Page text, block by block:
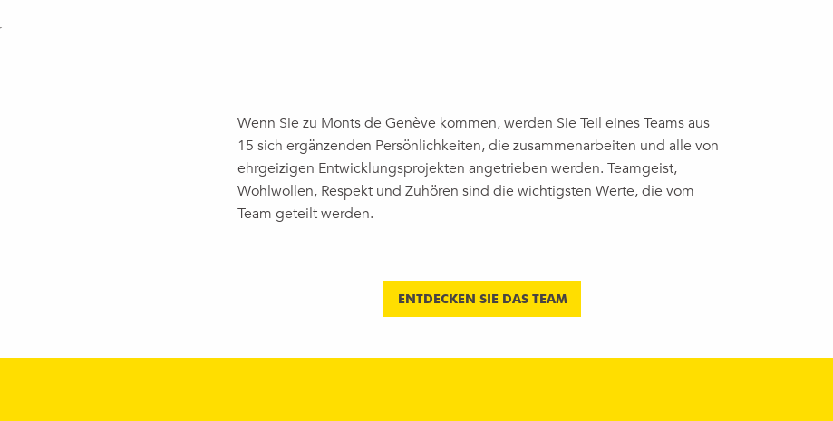
Wenn Sie zu Monts de Genève kommen, werden Sie Teil eines Teams aus
15 sich ergänzenden Persönlichkeiten, die zusammenarbeiten und alle von
ehrgeizigen Entwicklungsprojekten angetrieben werden. Teamgeist,
Wohlwollen, Respekt und Zuhören sind die wichtigsten Werte, die vom
Team geteilt werden.
ENTDECKEN SIE DAS TEAM